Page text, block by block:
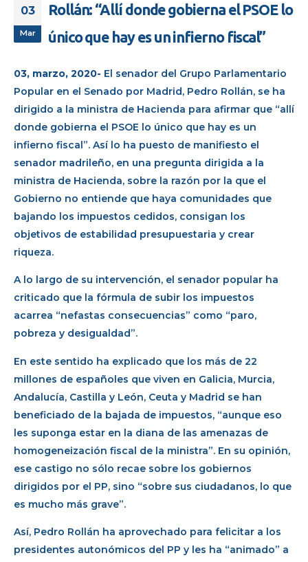
03
Mar
Rollán: “Allí donde gobierna el PSOE lo
único que hay es un infierno fiscal”
03, marzo, 2020- El senador del Grupo Parlamentario
Popular en el Senado por Madrid, Pedro Rollán, se ha
dirigido a la ministra de Hacienda para afirmar que “allí
donde gobierna el PSOE lo único que hay es un
infierno fiscal”. Así lo ha puesto de manifiesto el
senador madrileño, en una pregunta dirigida a la
ministra de Hacienda, sobre la razón por la que el
Gobierno no entiende que haya comunidades que
bajando los impuestos cedidos, consigan los
objetivos de estabilidad presupuestaria y crear
riqueza.
A lo largo de su intervención, el senador popular ha
criticado que la fórmula de subir los impuestos
acarrea “nefastas consecuencias” como “paro,
pobreza y desigualdad”.
En este sentido ha explicado que los más de 22
millones de españoles que viven en Galicia, Murcia,
Andalucía, Castilla y León, Ceuta y Madrid se han
beneficiado de la bajada de impuestos, “aunque eso
les suponga estar en la diana de las amenazas de
homogeneización fiscal de la ministra”. En su opinión,
ese castigo no sólo recae sobre los gobiernos
dirigidos por el PP, sino “sobre sus ciudadanos, lo que
es mucho más grave”.
Así, Pedro Rollán ha aprovechado para felicitar a los
presidentes autonómicos del PP y les ha “animado” a